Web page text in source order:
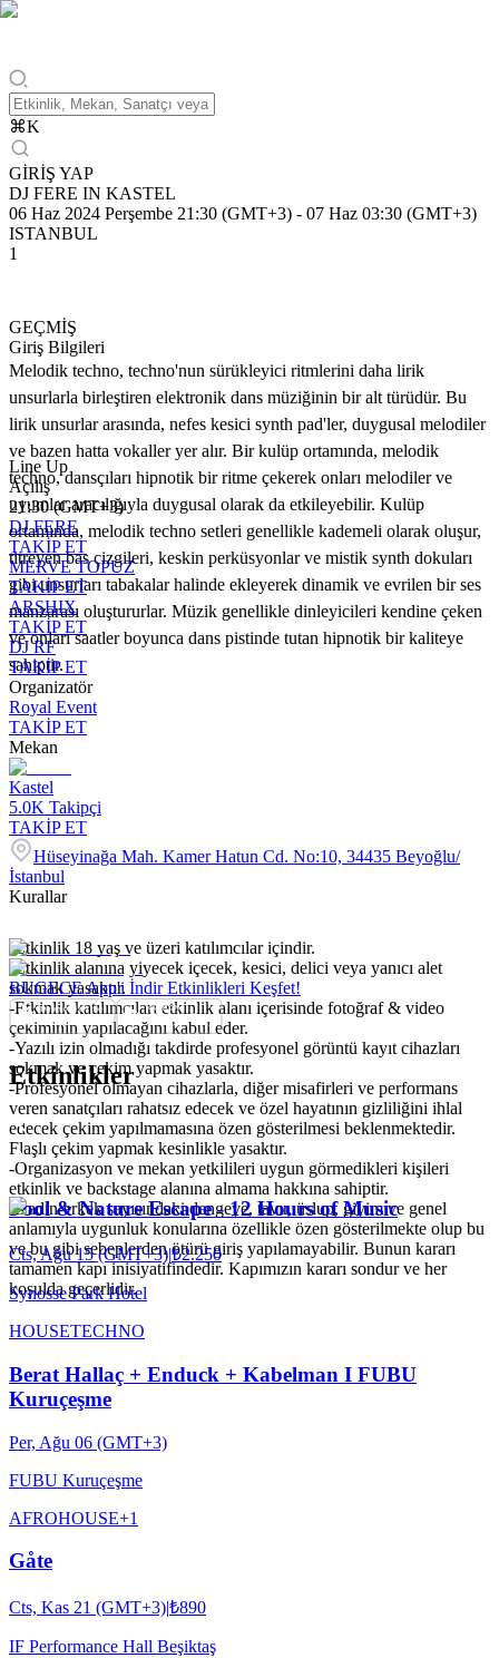
⌘K
GİRİŞ YAP
DJ FERE IN KASTEL
06 Haz 2024 Perşembe 21:30 (GMT+3) - 07 Haz 03:30 (GMT+3)
ISTANBUL
1
GEÇMİŞ
Giriş Bilgileri
Melodik techno, techno'nun sürükleyici ritmlerini daha lirik
unsurlarla birleştiren elektronik dans müziğinin bir alt türüdür. Bu
lirik unsurlar arasında, nefes kesici synth pad'ler, duygusal melodiler
ve bazen hatta vokaller yer alır. Bir kulüp ortamında, melodik
techno, dansçıları hipnotik bir ritme çekerek onları melodiler ve
uyumlar aracılığıyla duygusal olarak da etkileyebilir. Kulüp
ortamında, melodik techno setleri genellikle kademeli olarak oluşur,
titreyen bas çizgileri, keskin perküsyonlar ve mistik synth dokuları
gibi unsurları tabakalar halinde ekleyerek dinamik ve evrilen bir ses
manzarası oluştururlar. Müzik genellikle dinleyicileri kendine çeken
ve onları saatler boyunca dans pistinde tutan hipnotik bir kaliteye
sahiptir.
Line Up
Açılış
21:30 (GMT+3)
DJ FERE
TAKİP ET
MERVE TOPUZ
TAKİP ET
ARSHIX
TAKİP ET
DJ RF
TAKİP ET
Organizatör
Royal Event
TAKİP ET
Mekan
Kastel
5.0K Takipçi
TAKİP ET
Hüseyinağa Mah. Kamer Hatun Cd. No:10, 34435 Beyoğlu/
İstanbul
Kurallar
-Etkinlik 18 yaş ve üzeri katılımcılar içindir.
-Etkinlik alanına yiyecek içecek, kesici, delici veya yanıcı alet
sokmak yasaktır.
-Etkinlik katılımcıları etkinlik alanı içerisinde fotoğraf & video
çekiminin yapılacağını kabul eder.
-Yazılı izin olmadığı takdirde profesyonel görüntü kayıt cihazları
sokmak ve çekim yapmak yasaktır.
-Profesyonel olmayan cihazlarla, diğer misafirleri ve performans
veren sanatçıları rahatsız edecek ve özel hayatının gizliliğini ihlal
edecek çekim yapılmamasına özen gösterilmesi beklenmektedir.
Flaşlı çekim yapmak kesinlikle yasaktır.
-Organizasyon ve mekan yetkilileri uygun görmedikleri kişileri
etkinlik ve backstage alanına almama hakkına sahiptir.
-Kadın-erkek sayısındaki dengeye, tavır, üslup, giyim ve genel
anlamıyla uygunluk konularına özellikle özen gösterilmekte olup bu
ve bu gibi sebeplerden ötürü giriş yapılamayabilir. Bunun kararı
tamamen kapı inisiyatifindedir. Kapımızın kararı sondur ve her
koşulda geçerlidir.
BUGECE App'i İndir Etkinlikleri Keşfet!
Etkinlikler
Pool & Nature Escape - 12 Hours of Music
Cts, Ağu 15 (GMT+3)|₺2.250
Synosse Park Hotel
HOUSETECHNO
Berat Hallaç + Enduck + Kabelman I FUBU
Kuruçeşme
Per, Ağu 06 (GMT+3)
FUBU Kuruçeşme
AFROHOUSE+1
Gåte
Cts, Kas 21 (GMT+3)|₺890
IF Performance Hall Beşiktaş